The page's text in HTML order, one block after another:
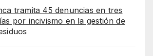
tramita 45 denuncias en tres
por incivismo en la gestión de